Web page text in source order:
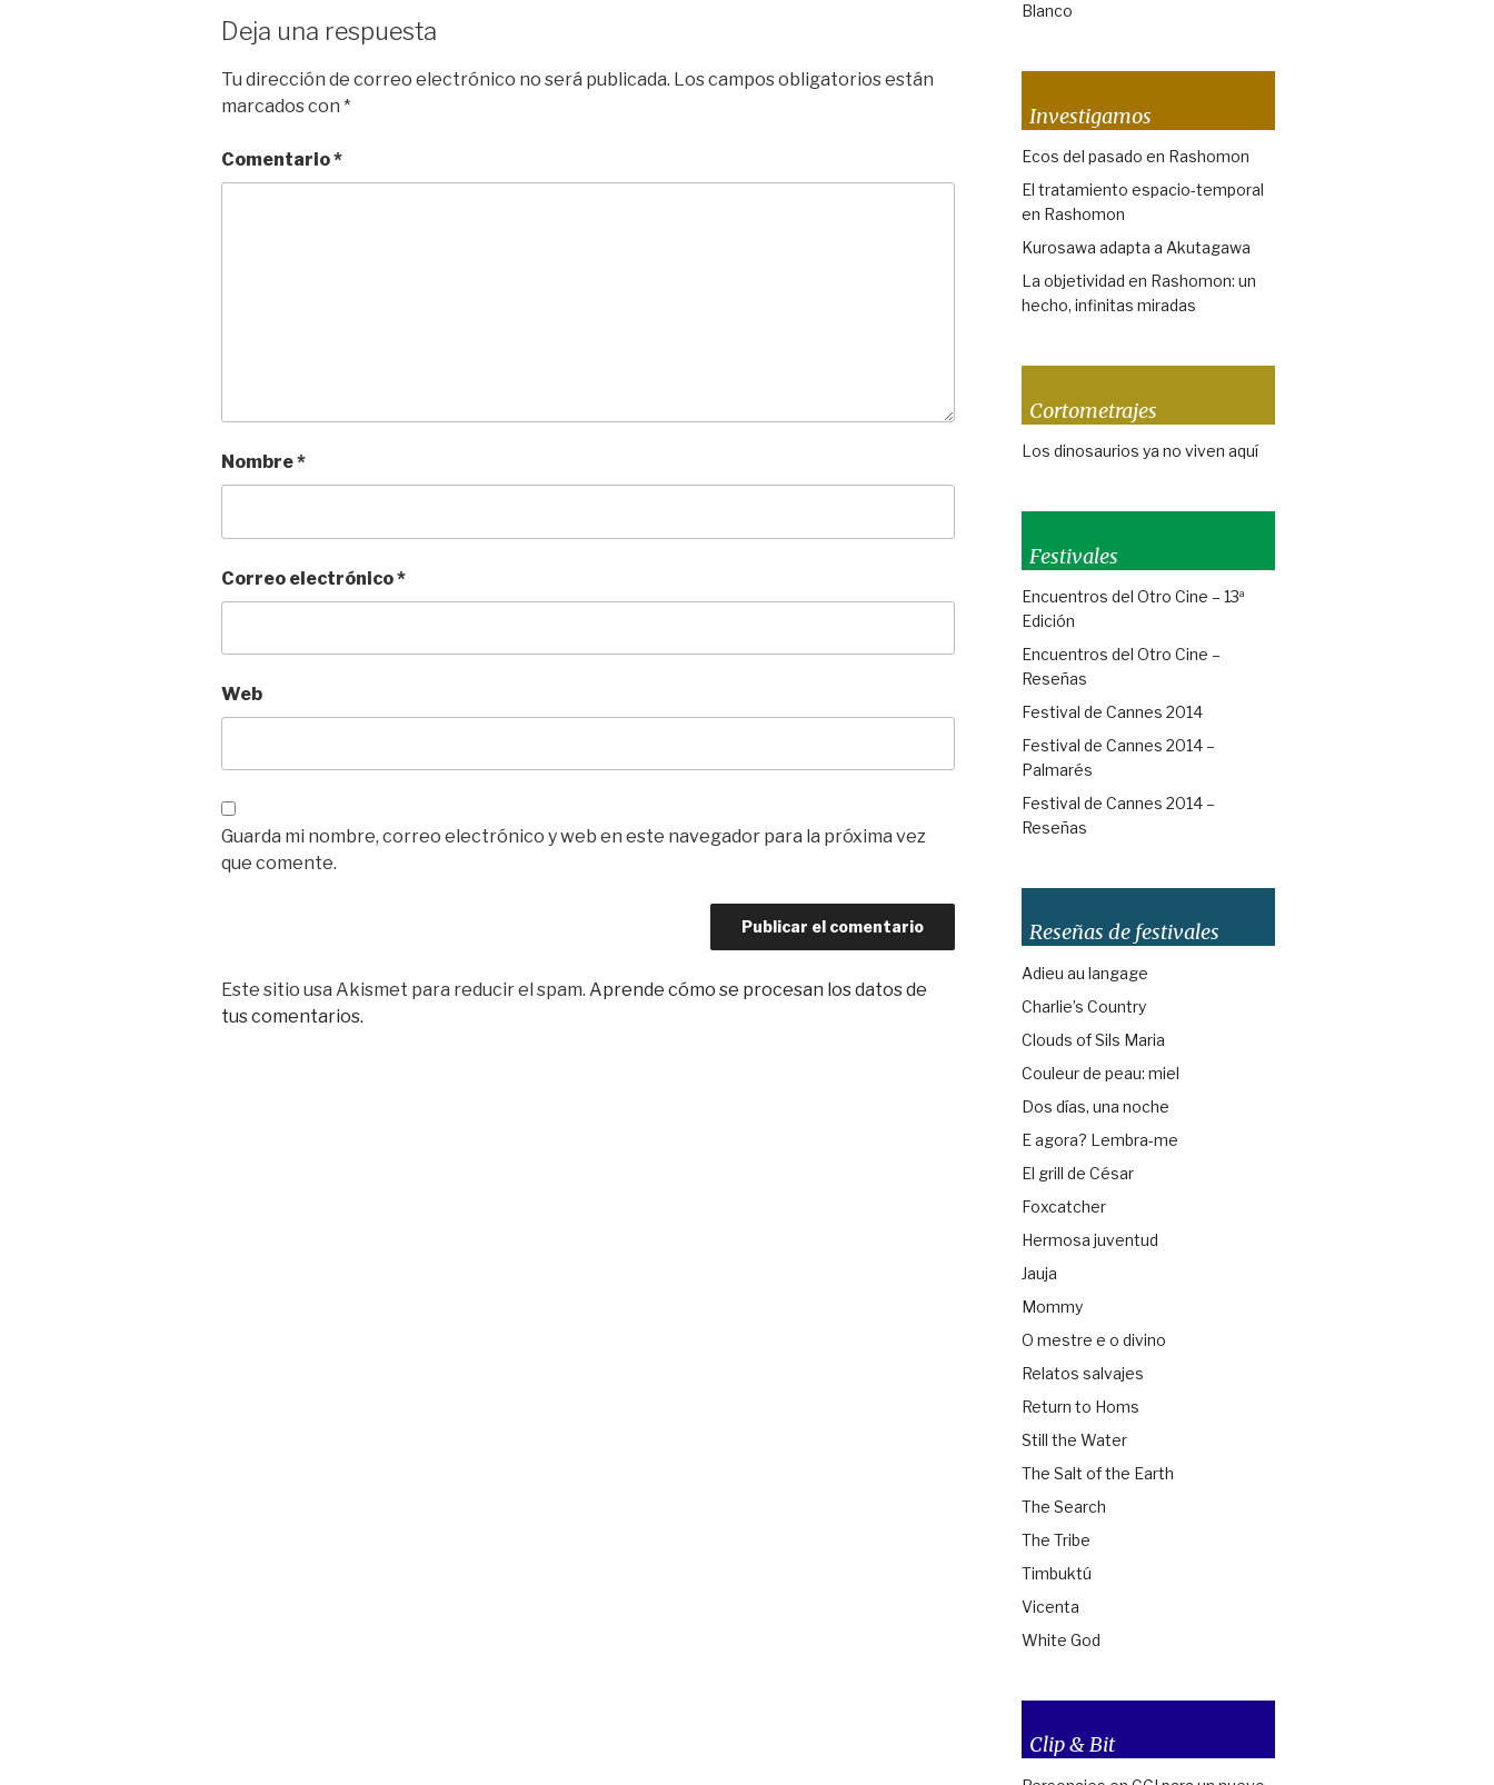
Deja una respuesta
Tu dirección de correo electrónico no será publicada. Los campos obligatorios están
marcados con *
Comentario*
Nombre*
Correo electrónico*
Web
Guarda mi nombre, correo electrónico y web en este navegador para la próxima vez
que comente.
Este sitio usa Akismet para reducir el spam. Aprende cómo se procesan los datos de
tus comentarios.
Blanco
Investigamos
Ecos del pasado en Rashomon
El tratamiento espacio-temporal
en Rashomon
Kurosawa adapta a Akutagawa
La objetividad en Rashomon: un
hecho, infinitas miradas
Cortometrajes
Los dinosaurios ya no viven aquí
Festivales
Encuentros del Otro Cine – 13ª
Edición
Encuentros del Otro Cine –
Reseñas
Festival de Cannes 2014
Festival de Cannes 2014 –
Palmarés
Festival de Cannes 2014 –
Reseñas
Reseñas de festivales
Adieu au langage
Charlie’s Country
Clouds of Sils Maria
Couleur de peau: miel
Dos días, una noche
E agora? Lembra-me
El grill de César
Foxcatcher
Hermosa juventud
Jauja
Mommy
O mestre e o divino
Relatos salvajes
Return to Homs
Still the Water
The Salt of the Earth
The Search
The Tribe
Timbuktú
Vicenta
White God
Clip & Bit